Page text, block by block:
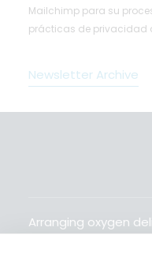
Mailchimp para su
prácticas de privacidad
Newsletter Archive
Arranging oxygen